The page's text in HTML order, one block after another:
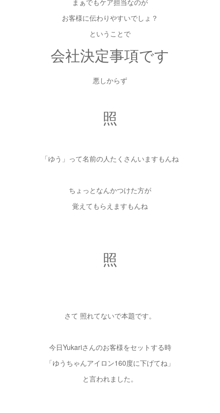
まぁでもケア担当なのが
お客様に伝わりやすいでしょ？
ということで
会社決定事項です
悪しからず
照
「ゆう」って名前の人たくさんいますもんね
ちょっとなんかつけた方が
覚えてもらえますもんね
照
さて 照れてないで本題です。
今日Yukariさんのお客様をセットする時
「ゆうちゃんアイロン160度に下げてね」
と言われました。